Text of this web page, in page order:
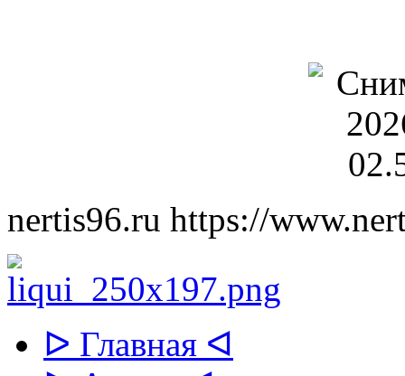
nertis96.ru https://
ᐅ Главная ᐊ